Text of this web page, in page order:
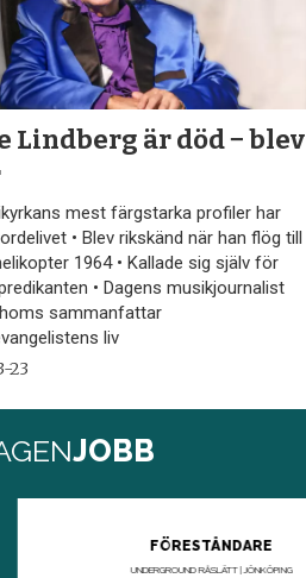
Lindberg är död − blev
mest färgstarka profiler har
• Blev rikskänd när han flög till
1964 • Kallade sig själv för
• Dagens musikjournalist
sammanfattar
liv
23